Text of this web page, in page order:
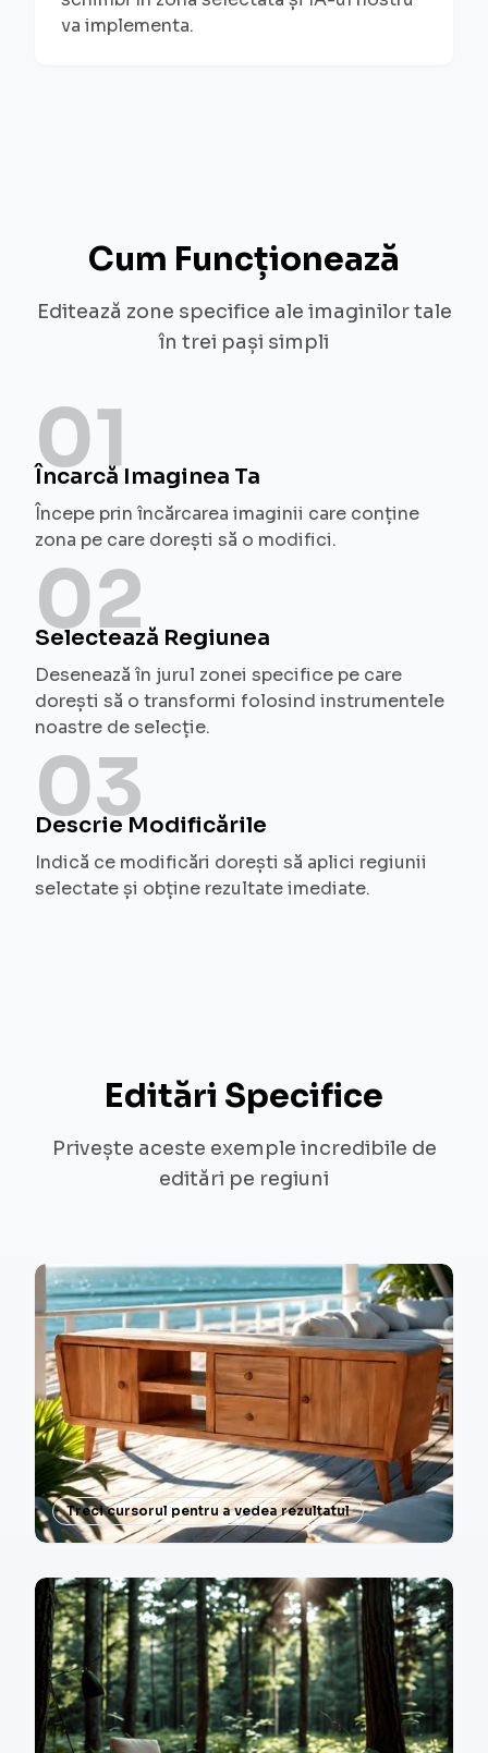
va implementa.
Cum Funcționează
Editează zone specifice ale imaginilor tale
în trei pași simpli
01
Încarcă Imaginea Ta
Începe prin încărcarea imaginii care conține
zona pe care dorești să o modifici.
02
Selectează Regiunea
Desenează în jurul zonei specifice pe care
dorești să o transformi folosind instrumentele
noastre de selecție.
03
Descrie Modificările
Indică ce modificări dorești să aplici regiunii
selectate și obține rezultate imediate.
Editări Specifice
Privește aceste exemple incredibile de
editări pe regiuni
Treci cursorul pentru a vedea rezultatul